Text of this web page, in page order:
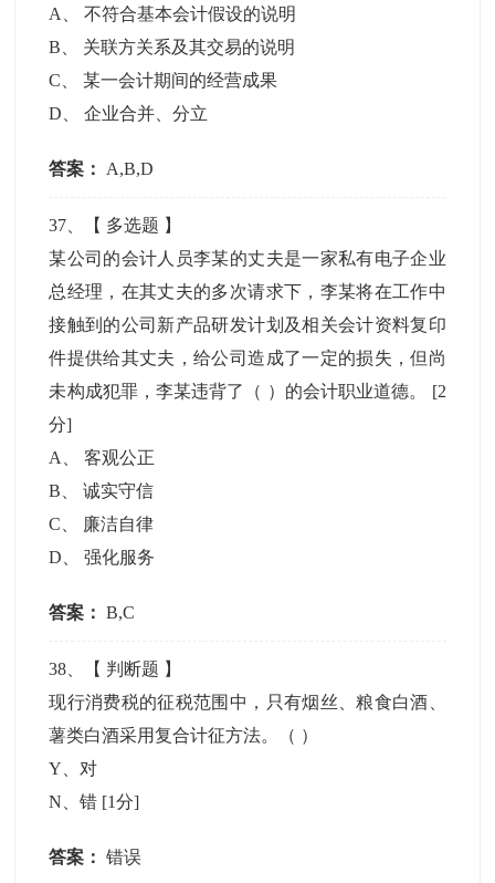
A
、不符合基本会计假设的说明
B
关联方关系及其交易的说明
C 、某一会计期间的经营成果
D 、企业合并、分立
答案： A,B,D
37 、【 多选题 】
某公司的会计人员李某的丈夫是一家私有电子企业
总经理，在其丈夫的多次请求下，李某将在工作中
接触到的公司新产品研发计划及相关会计资料复印
件提供给其丈夫，给公司造成了一定的损失，但尚
未构成犯罪，李某违背了（ ）的会计职业道德。 [2
分]
A
、客观公正
B 、诚实守信
C
廉洁自律
D 、强化服务
答案： B,C
38 、【 判断题 】
现行消费税的征税范围中，只有烟丝、粮食白酒、
薯类白酒采用复合计征方法。（ ）
Y、对
N、错 [1分]
答案： 错误